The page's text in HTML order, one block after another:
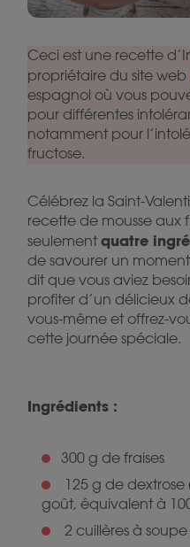
Ceci est une recette
propriétaire du site web
espagnol où vous
pour différentes
notamment pour
fructose.
Célébrez la Saint-
recette de mousse aux
seulementquatre
de savourer un
dit que vous aviez
profiter d’un délicieux
vous-même et offrez-
cette journée spéciale.
Ingrédients :
300 g de fraises
125 g de
goût, équivalent à
2 cuillères à